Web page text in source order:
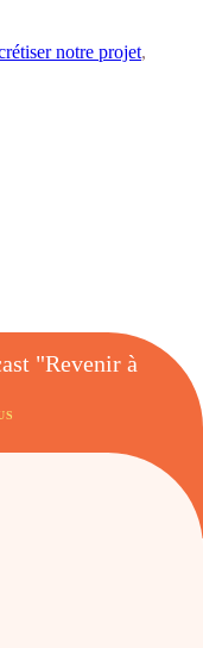
notre projet,
"Revenir à